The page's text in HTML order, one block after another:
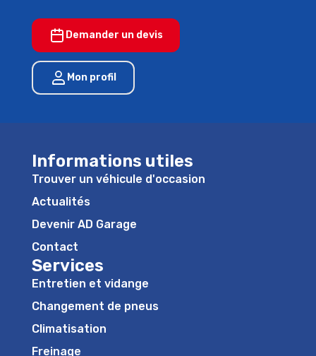
Demander un devis
Mon profil
Informations utiles
Trouver un véhicule d'occasion
Actualités
Devenir AD Garage
Contact
Services
Entretien et vidange
Changement de pneus
Climatisation
Freinage